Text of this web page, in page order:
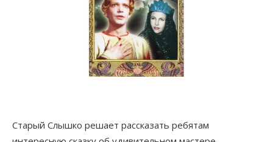
Старый Слышко решает рассказать ребятам